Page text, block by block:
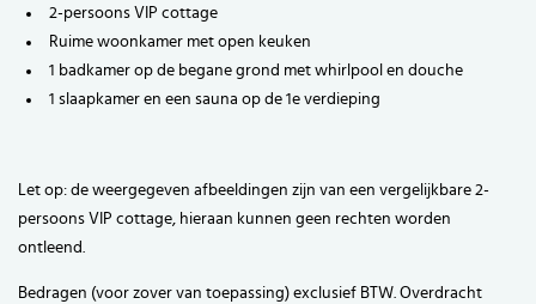
2-persoons VIP cottage
Ruime woonkamer met open keuken
1 badkamer op de begane grond met whirlpool en douche
1 slaapkamer en een sauna op de 1e verdieping
Let op: de weergegeven afbeeldingen zijn van een vergelijkbare 2-
persoons VIP cottage, hieraan kunnen geen rechten worden
ontleend.
Bedragen (voor zover van toepassing) exclusief BTW. Overdracht